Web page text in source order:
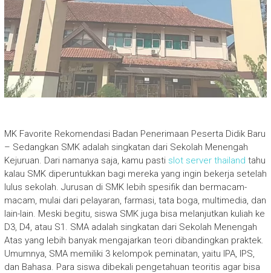
MK Favorite Rekomendasi Badan Penerimaan Peserta Didik Baru
– Sedangkan SMK adalah singkatan dari Sekolah Menengah
Kejuruan. Dari namanya saja, kamu pasti slot server thailand tahu
kalau SMK diperuntukkan bagi mereka yang ingin bekerja setelah
lulus sekolah. Jurusan di SMK lebih spesifik dan bermacam-
macam, mulai dari pelayaran, farmasi, tata boga, multimedia, dan
lain-lain. Meski begitu, siswa SMK juga bisa melanjutkan kuliah ke
D3, D4, atau S1. SMA adalah singkatan dari Sekolah Menengah
Atas yang lebih banyak mengajarkan teori dibandingkan praktek.
Umumnya, SMA memiliki 3 kelompok peminatan, yaitu IPA, IPS,
dan Bahasa. Para siswa dibekali pengetahuan teoritis agar bisa